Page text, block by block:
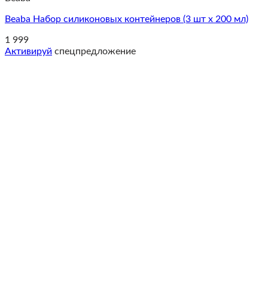
Beaba Набор силиконовых контейнеров (3 шт x 200 мл)
1 999
Активируй спецпредложение